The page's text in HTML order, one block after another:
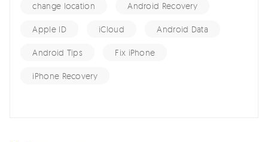
change location Android Recovery
Apple ID iCloud Android Data
Android Tips Fix iPhone
iPhone Recovery